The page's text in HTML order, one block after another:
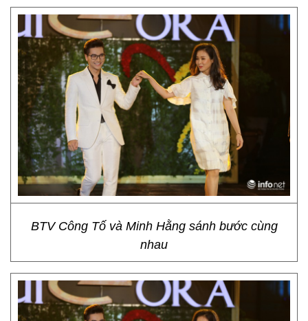
BTV Công Tố và Minh Hằng sánh bước cùng
nhau